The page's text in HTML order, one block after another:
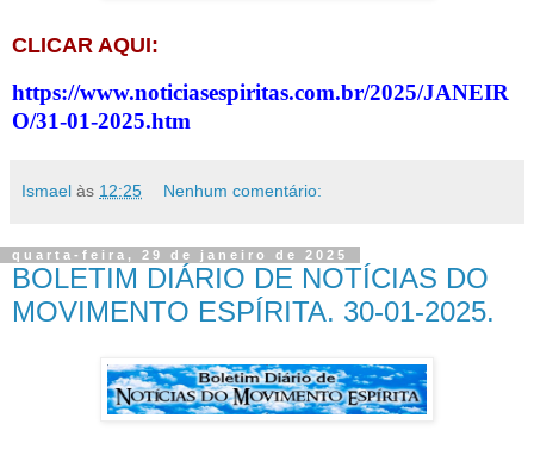
CLICAR AQUI:
https://www.noticiasespiritas.com.br/2025/JANEIR
O/31-01-2025.htm
Ismael às 12:25 Nenhum comentário:
quarta-feira, 29 de janeiro de 2025
BOLETIM DIÁRIO DE NOTÍCIAS DO
MOVIMENTO ESPÍRITA. 30-01-2025.